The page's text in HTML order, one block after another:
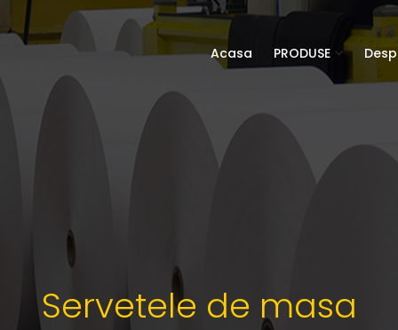
Acasa PRODUSE
Servetele de masa